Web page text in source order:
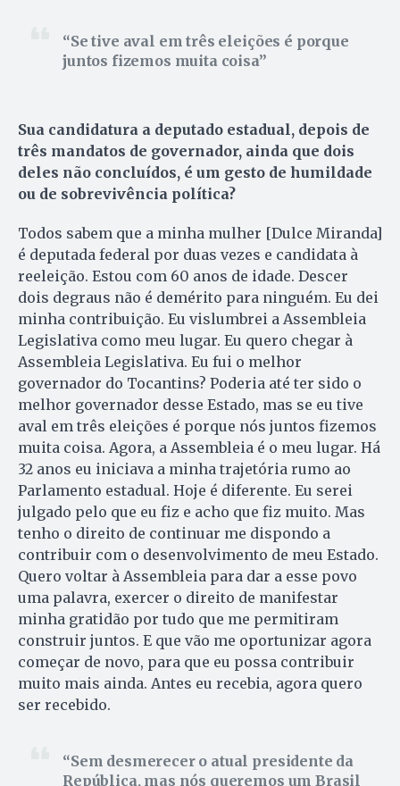
Se tive aval em três eleições é porque
juntos fizemos muita coisa
Sua candidatura a deputado estadual, depois de
três mandatos de governador, ainda que dois
deles não concluídos, é um gesto de humildade
ou de sobrevivência política?
Todos sabem que a minha mulher [Dulce Miranda]
é deputada federal por duas vezes e candidata à
reeleição. Estou com 60 anos de idade. Descer
dois degraus não é demérito para ninguém. Eu dei
minha contribuição. Eu vislumbrei a Assembleia
Legislativa como meu lugar. Eu quero chegar à
Assembleia Legislativa. Eu fui o melhor
governador do Tocantins? Poderia até ter sido o
melhor governador desse Estado, mas se eu tive
aval em três eleições é porque nós juntos fizemos
muita coisa. Agora, a Assembleia é o meu lugar. Há
32 anos eu iniciava a minha trajetória rumo ao
Parlamento estadual. Hoje é diferente. Eu serei
julgado pelo que eu fiz e acho que fiz muito. Mas
tenho o direito de continuar me dispondo a
contribuir com o desenvolvimento de meu Estado.
Quero voltar à Assembleia para dar a esse povo
uma palavra, exercer o direito de manifestar
minha gratidão por tudo que me permitiram
construir juntos. E que vão me oportunizar agora
começar de novo, para que eu possa contribuir
muito mais ainda. Antes eu recebia, agora quero
ser recebido.
Sem desmerecer o atual presidente da
República, mas nós queremos um Brasil